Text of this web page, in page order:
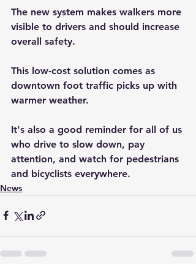
The new system makes walkers more
visible to drivers and should increase
overall safety.
This low-cost solution comes as
downtown foot traffic picks up with
warmer weather.
It's also a good reminder for all of us
who drive to slow down, pay
attention, and watch for pedestrians
and bicyclists everywhere.
News